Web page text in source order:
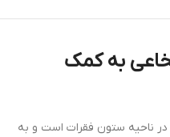
به کمک
ناحیه ستون فقرات است و به